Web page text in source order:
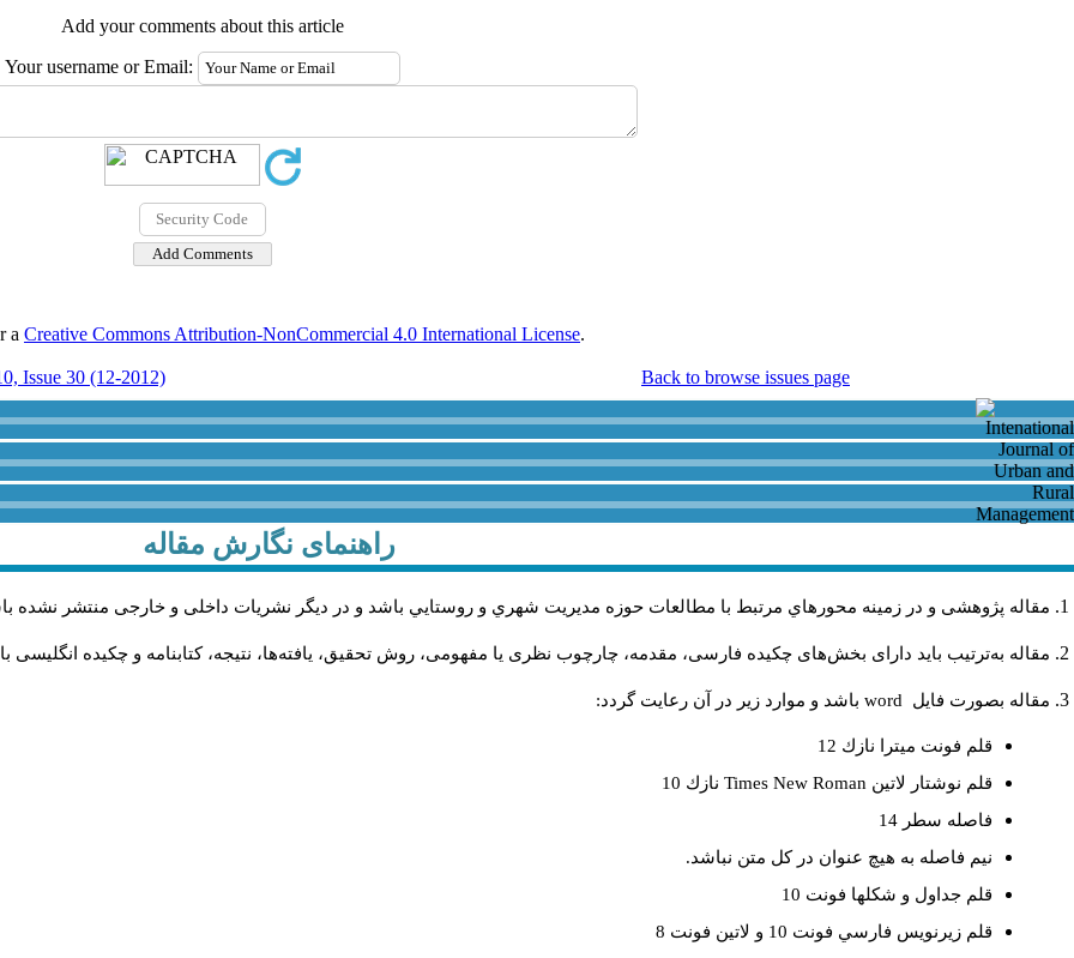
Add your comments about this article
Your username or Email:
a Creative Commons Attribution-NonCommercial 4.0 International License.
Issue 30 (12-2012) Back to browse issues page
راهنمای نگارش مقاله
مقاله پژوهشی و در زمینه محورهاي مرتبط با مطالعات حوزه مديريت شهري و روستايي باشد و در دیگر نشریات داخلی و خارجی منتشر نشده
مقاله به‌ترتیب باید دارای بخش‌های چکیده فارسی، مقدمه، چارچوب نظری یا مفهومی، روش تحقیق، یافته‌ها، نتیجه، کتابنامه و چکیده انگلیسی
مقاله بصورت فايل word باشد و موارد زير در آن رعايت گردد:
قلم فونت ميترا نازك 12
قلم نوشتار لاتين Times New Roman نازك 10
فاصله سطر 14
نيم فاصله به هيچ عنوان در كل متن نباشد.
قلم جداول و شكلها فونت 10
قلم زيرنويس فارسي فونت 10 و لاتين فونت 8